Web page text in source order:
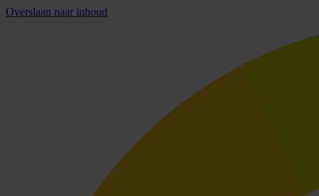
Overslaan naar inhoud